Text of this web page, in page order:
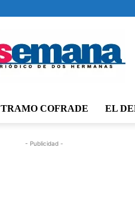
TRAMO COFRADE EL
- Publicidad -